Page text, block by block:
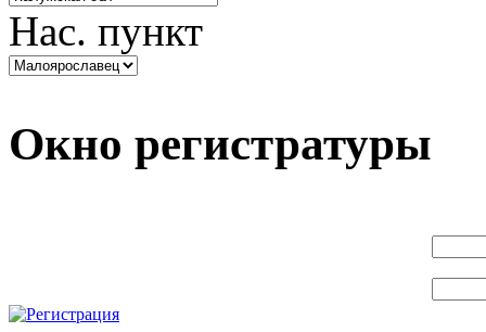
Нас. пункт
Окно регистратуры